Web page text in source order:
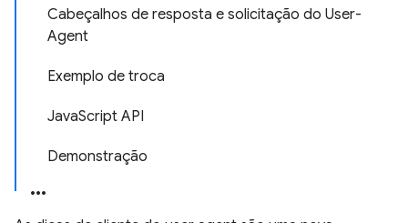
Cabeçalhos de resposta e solicitação do User-
Agent
Exemplo de troca
JavaScript API
Demonstração